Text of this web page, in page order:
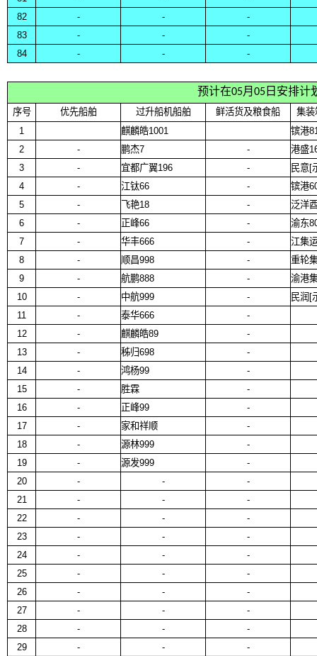
82
- -
-
83
- -
-
84
- - -
预计在05月05日安排计
序号 优先船舶 过升船机船舶 鲜活货及粮食船 集装
1 麒麟皓1001
镔港
2
- 鹏杰7 -
港盛
3
- 宜都广翼196 -
民意[
4
- 江钛66 -
镔港
5
- 飞艳18 -
泛洋
6
- 正峰66 -
渝东
7
- 华丰666 -
江集
8
- 顺昌998 -
重轮
9
- 航鹏888 -
渝港
10
- 中航999 -
民润[
11
- 泰华666
-
12
- 麒麟皓89
-
13
- 秭归698
-
14
- 鸿杨99
-
15
- 胜霖
-
16
- 正峰99
-
17
- 家和祥顺
-
18
- 源林999
-
19
- 源发999
-
20
- -
-
21
- -
-
22
- -
-
23
- -
-
24
- -
-
25
- -
-
26
- -
-
27
- -
-
28
- -
-
29
- -
-